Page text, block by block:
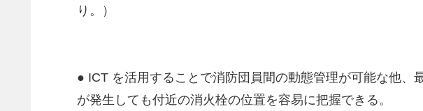
り。）
● ICT を活用することで消防団員間の動態管理が可能な他
が発生しても付近の消火栓の位置を容易に把握できる。